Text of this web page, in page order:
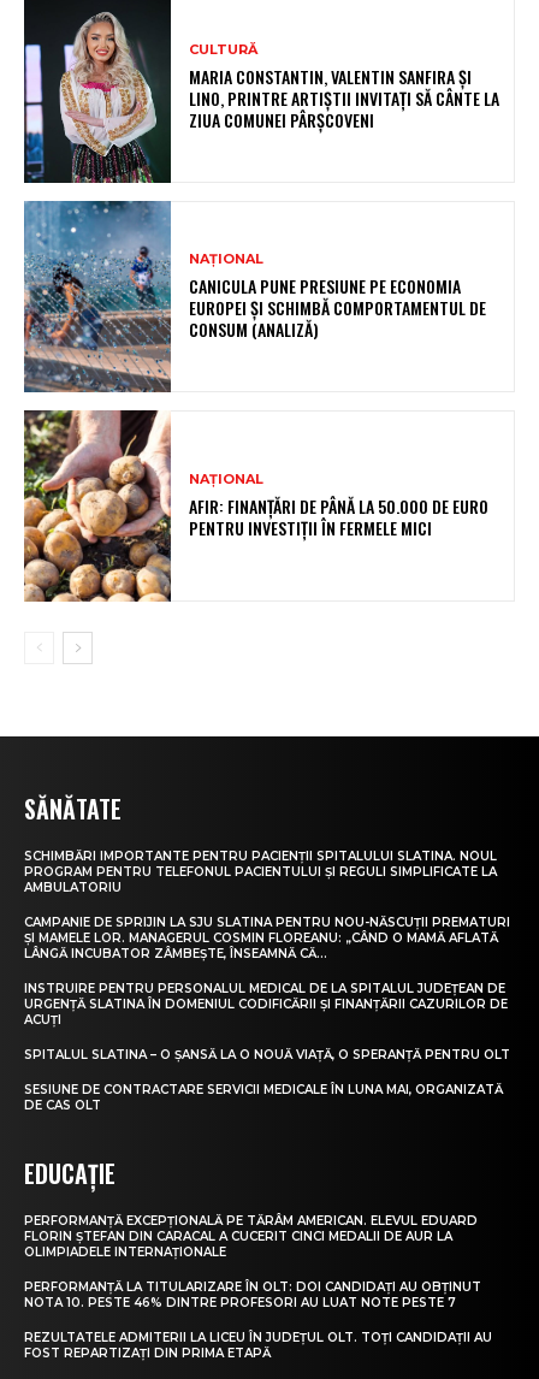
CULTURĂ
MARIA CONSTANTIN, VALENTIN SANFIRA ȘI
LINO, PRINTRE ARTIȘTII INVITAȚI SĂ CÂNTE LA
ZIUA COMUNEI PÂRȘCOVENI
NAȚIONAL
CANICULA PUNE PRESIUNE PE ECONOMIA
EUROPEI ȘI SCHIMBĂ COMPORTAMENTUL DE
CONSUM (ANALIZĂ)
NAȚIONAL
AFIR: FINANȚĂRI DE PÂNĂ LA 50.000 DE EURO
PENTRU INVESTIȚII ÎN FERMELE MICI
SĂNĂTATE
SCHIMBĂRI IMPORTANTE PENTRU PACIENȚII SPITALULUI SLATINA. NOUL
PROGRAM PENTRU TELEFONUL PACIENTULUI ȘI REGULI SIMPLIFICATE LA
AMBULATORIU
CAMPANIE DE SPRIJIN LA SJU SLATINA PENTRU NOU-NĂSCUȚII PREMATURI
ȘI MAMELE LOR. MANAGERUL COSMIN FLOREANU: „CÂND O MAMĂ AFLATĂ
LÂNGĂ INCUBATOR ZÂMBEȘTE, ÎNSEAMNĂ CĂ...
INSTRUIRE PENTRU PERSONALUL MEDICAL DE LA SPITALUL JUDEȚEAN DE
URGENȚĂ SLATINA ÎN DOMENIUL CODIFICĂRII ȘI FINANȚĂRII CAZURILOR DE
ACUȚI
SPITALUL SLATINA – O ȘANSĂ LA O NOUĂ VIAȚĂ, O SPERANȚĂ PENTRU OLT
SESIUNE DE CONTRACTARE SERVICII MEDICALE ÎN LUNA MAI, ORGANIZATĂ
DE CAS OLT
EDUCAȚIE
PERFORMANȚĂ EXCEPȚIONALĂ PE TĂRÂM AMERICAN. ELEVUL EDUARD
FLORIN ȘTEFAN DIN CARACAL A CUCERIT CINCI MEDALII DE AUR LA
OLIMPIADELE INTERNAȚIONALE
PERFORMANȚĂ LA TITULARIZARE ÎN OLT: DOI CANDIDAȚI AU OBȚINUT
NOTA 10. PESTE 46% DINTRE PROFESORI AU LUAT NOTE PESTE 7
REZULTATELE ADMITERII LA LICEU ÎN JUDEȚUL OLT. TOȚI CANDIDAȚII AU
FOST REPARTIZAȚI DIN PRIMA ETAPĂ